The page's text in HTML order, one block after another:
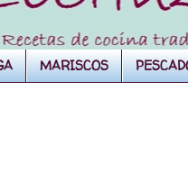
MARISCOS